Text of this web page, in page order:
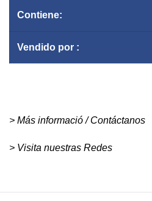
Contiene:
Vendido por :
> Más informació / Contáctanos
> Visita nuestras Redes